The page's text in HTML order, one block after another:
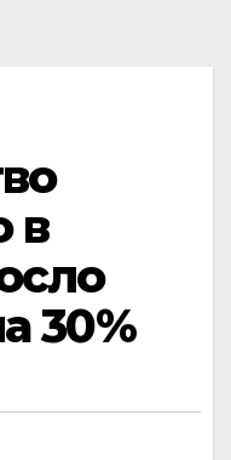
в
30%